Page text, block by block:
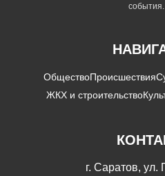
ОбществоПроисшествия
ЖКХ и строительство
г. Саратов, ул.